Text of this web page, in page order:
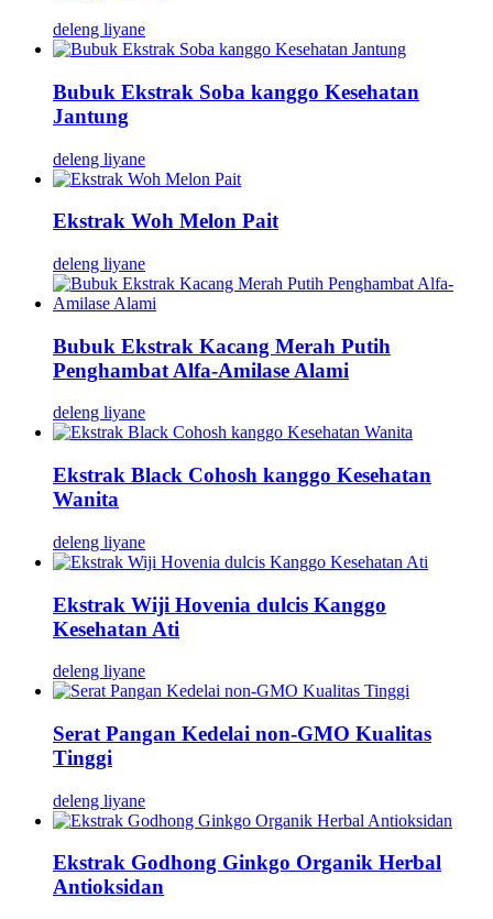
deleng liyane
Bubuk Ekstrak Soba kanggo Kesehatan
Jantung
deleng liyane
Ekstrak Woh Melon Pait
deleng liyane
Bubuk Ekstrak Kacang Merah Putih
Penghambat Alfa-Amilase Alami
deleng liyane
Ekstrak Black Cohosh kanggo Kesehatan
Wanita
deleng liyane
Ekstrak Wiji Hovenia dulcis Kanggo
Kesehatan Ati
deleng liyane
Serat Pangan Kedelai non-GMO Kualitas
Tinggi
deleng liyane
Ekstrak Godhong Ginkgo Organik Herbal
Antioksidan